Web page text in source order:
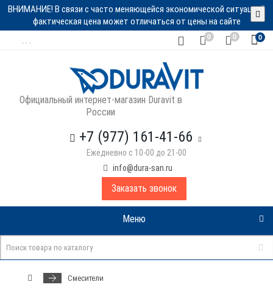
ВНИМАНИЕ! В связи с часто меняющейся экономической ситуацией
фактическая цена может отличаться от цены на сайте
0 0 0
Официальный интернет-магазин Duravit в
России
+7 (977) 161-41-66
Ежедневно с 10-00 до 21-00
info@dura-san.ru
Заказать звонок
Меню
Смесители